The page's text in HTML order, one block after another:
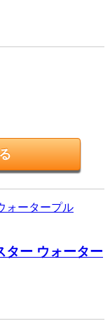
ー ウォーター